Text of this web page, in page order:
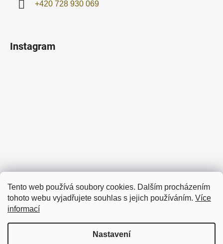
Tento web používá soubory cookies. Dalším procházením
tohoto webu vyjadřujete souhlas s jejich používáním. Více
informací
Nastavení
+420 728 930 069
Instagram
Facebook